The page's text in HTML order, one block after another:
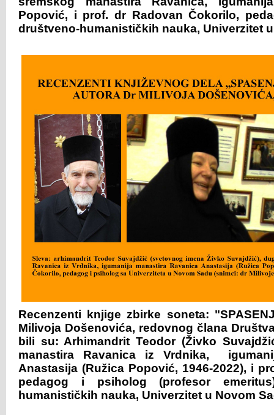
Popović, i prof. dr Radovan Čokorilo,
društveno-humanističkih nauka, Univerzitet
Recenzenti knjige zbirke soneta:
Milivoja Došenovića, redovnog člana
bili su: Arhimandrit Teodor (Živko
manastira Ravanica iz Vrdnika,
Anastasija (Ružica Popović, 1946-2022), i
pedagog i psiholog (profesor
humanističkih nauka, Univerzitet u Novom